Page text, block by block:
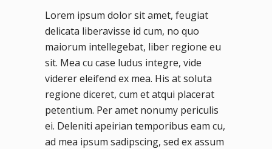
Lorem ipsum dolor sit amet, feugiat
delicata liberavisse id cum, no quo
maiorum intellegebat, liber regione eu
sit. Mea cu case ludus integre, vide
viderer eleifend ex mea. His at soluta
regione diceret, cum et atqui placerat
petentium. Per amet nonumy periculis
ei. Deleniti apeirian temporibus eam cu,
ad mea ipsum sadipscing, sed ex assum